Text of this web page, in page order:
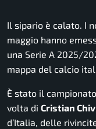
Il sipario è calato. I
maggio hanno
una Serie A 2025/
mappa del calcio
È stato il
volta di Cristian
d’Italia, delle